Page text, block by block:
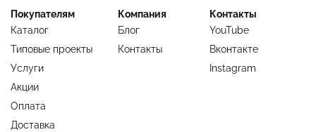
Покупателям
Каталог
Типовые проекты
Услуги
Акции
Оплата
Доставка
Компания
Блог
Контакты
Контакты
YouTube
Вконтакте
Instagram